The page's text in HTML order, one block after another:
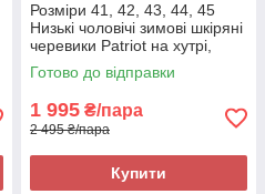
Розміри 41, 42, 43, 44, 45
Низькі чоловічі зимові шкіряні
черевики Patriot на хутрі,
чорні, повнорозмірні
Готово до відправки
1 995 ₴/пара
2 495 ₴/пара
Купити